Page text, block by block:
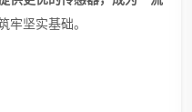
牢坚实基础。